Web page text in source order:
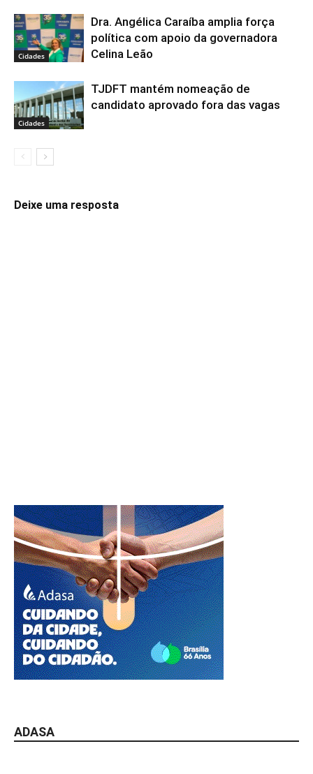
Cidades
Dra. Angélica Caraíba amplia força
política com apoio da governadora
Celina Leão
Cidades
TJDFT mantém nomeação de
candidato aprovado fora das vagas
Deixe uma resposta
ADASA